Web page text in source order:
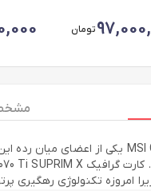
تومان
تکنولوژی رهگیری